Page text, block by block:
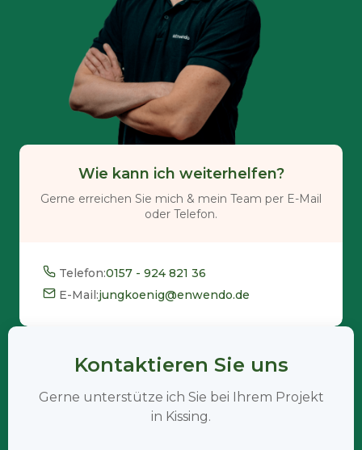
Wie kann ich weiterhelfen?
Gerne erreichen Sie mich & mein Team per E-Mail
oder Telefon.
Telefon:0157 - 924 821 36
E-Mail:jungkoenig@enwendo.de
Kontaktieren Sie uns
Gerne unterstütze ich Sie bei Ihrem Projekt
in Kissing.